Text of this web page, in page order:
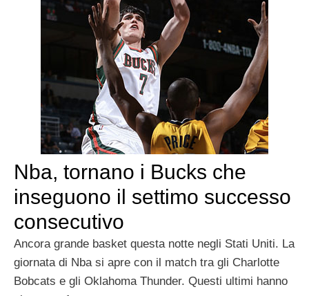
Nba, tornano i Bucks che
inseguono il settimo successo
consecutivo
Ancora grande basket questa notte negli Stati Uniti. La
giornata di Nba si apre con il match tra gli Charlotte
Bobcats e gli Oklahoma Thunder. Questi ultimi hanno